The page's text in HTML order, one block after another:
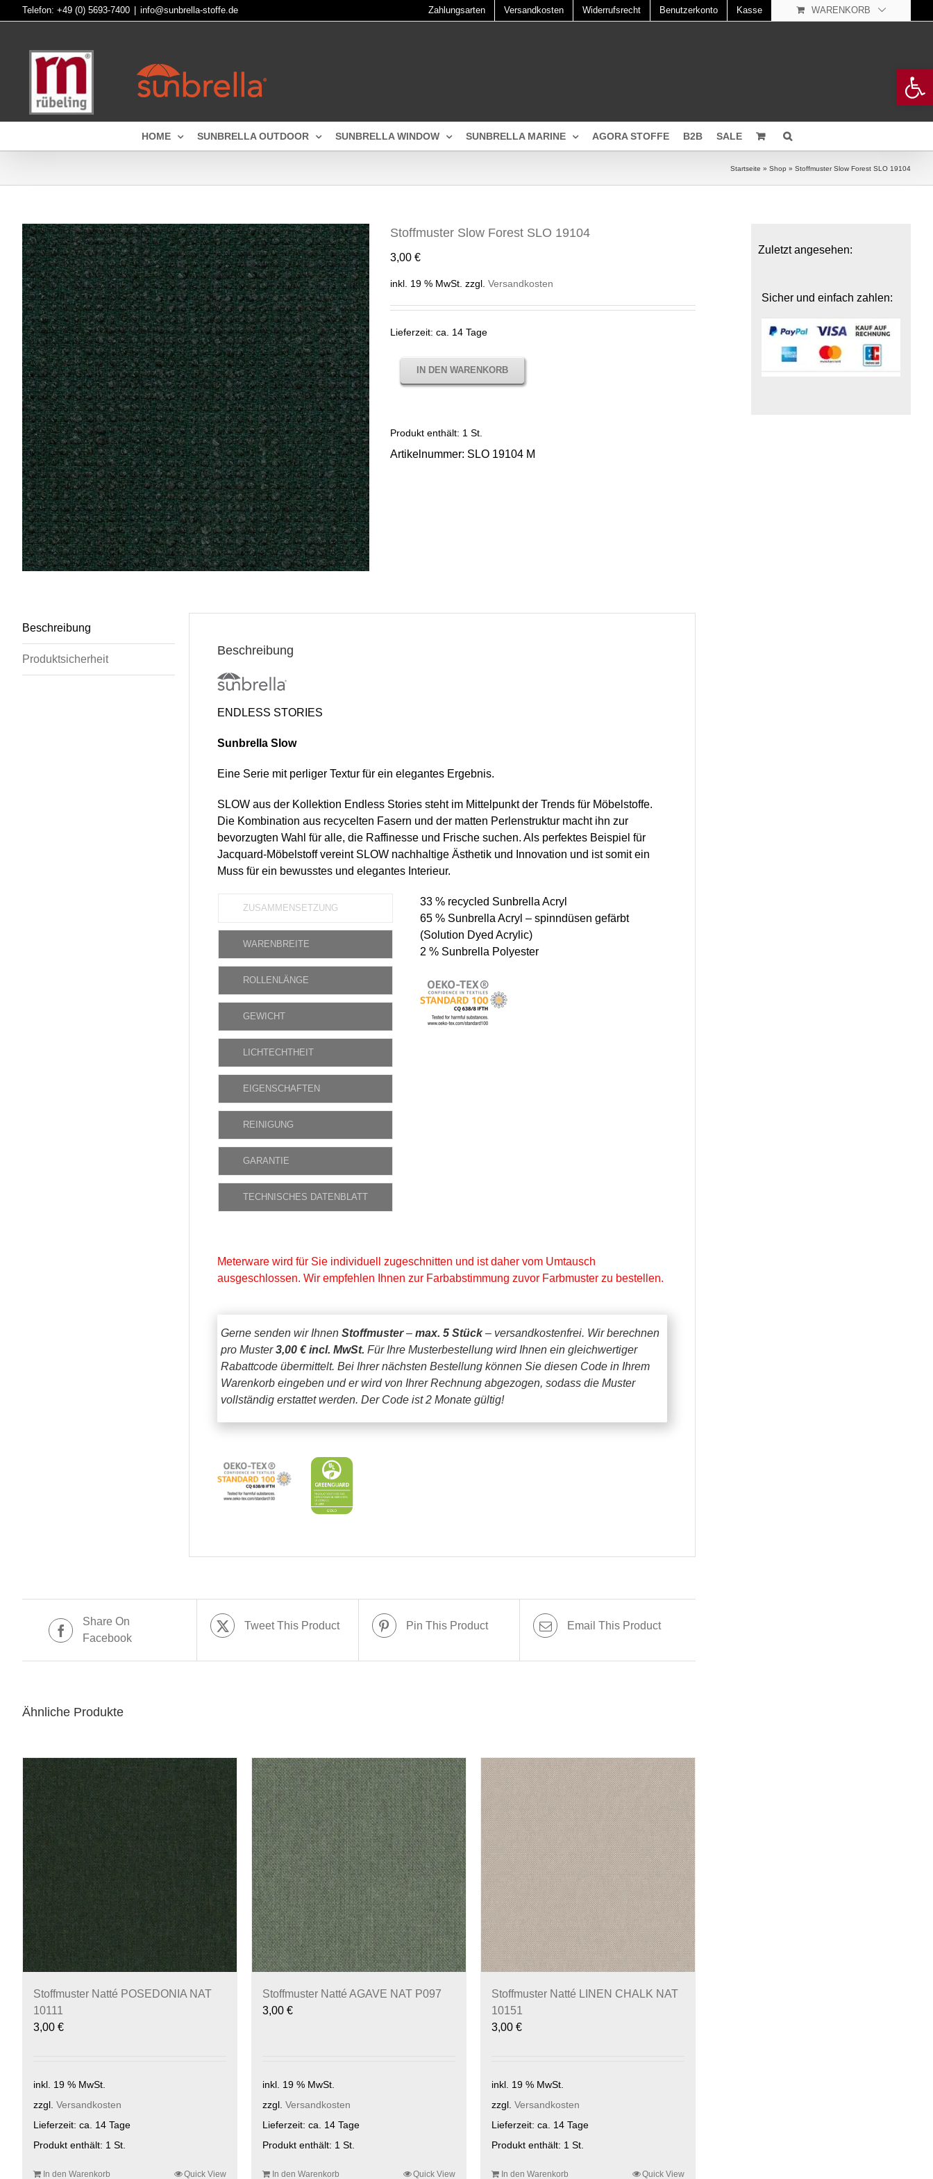
to
Telefon: +49 (0) 5693-7400 info@sunbrella-stoffe.de Zahlungsarten Versandkosten Widerrufsrecht Benutzerkonto Kasse WARENKORB
HOME SUNBRELLA OUTDOOR SUNBRELLA WINDOW SUNBRELLA MARINE AGORA STOFFE B2B SALE
Startseite » Shop » Stoffmuster Slow Forest SLO 19104
Stoffmuster Slow Forest SLO 19104
3,00 €
inkl. 19 % MwSt. zzgl. Versandkosten
Lieferzeit: ca. 14 Tage
IN DEN WARENKORB
Produkt enthält: 1 St.
Artikelnummer: SLO 19104 M
Beschreibung
Produktsicherheit
Beschreibung
ENDLESS STORIES
Sunbrella Slow
Eine Serie mit perliger Textur für ein elegantes Ergebnis.
SLOW aus der Kollektion Endless Stories steht im Mittelpunkt der Trends für Möbelstoffe.
Die Kombination aus recycelten Fasern und der matten Perlenstruktur macht ihn zur
bevorzugten Wahl für alle, die Raffinesse und Frische suchen. Als perfektes Beispiel für
Jacquard-Möbelstoff vereint SLOW nachhaltige Ästhetik und Innovation und ist somit ein
Muss für ein bewusstes und elegantes Interieur.
ZUSAMMENSETZUNG
WARENBREITE
ROLLENLÄNGE
GEWICHT
LICHTECHTHEIT
EIGENSCHAFTEN
REINIGUNG
GARANTIE
TECHNISCHES DATENBLATT
33 % recycled Sunbrella Acryl
65 % Sunbrella Acryl – spinndüsen gefärbt
(Solution Dyed Acrylic)
2 % Sunbrella Polyester
Meterware wird für Sie individuell zugeschnitten und ist daher vom Umtausch
ausgeschlossen. Wir empfehlen Ihnen zur Farbabstimmung zuvor Farbmuster zu bestellen.
Gerne senden wir Ihnen Stoffmuster– max. 5 Stück– versandkostenfrei. Wir berechnen
pro Muster3,00 € incl. MwSt. Für Ihre Musterbestellung wird Ihnen ein gleichwertiger
Rabattcode übermittelt. Bei Ihrer nächsten Bestellung können Sie diesen Code in Ihrem
Warenkorb eingeben und er wird von Ihrer Rechnung abgezogen, sodass die Muster
vollständig erstattet werden. Der Code ist 2 Monate gültig!
Share On
Facebook
Tweet This Product Pin This Product Email This Product
Ähnliche Produkte
Stoffmuster Natté POSEDONIA NAT
10111
3,00 €
inkl. 19 % MwSt.
zzgl. Versandkosten
Lieferzeit: ca. 14 Tage
Produkt enthält: 1 St.
In den Warenkorb Quick View
Stoffmuster Natté AGAVE NAT P097
3,00 €
inkl. 19 % MwSt.
zzgl. Versandkosten
Lieferzeit: ca. 14 Tage
Produkt enthält: 1 St.
In den Warenkorb Quick View
Stoffmuster Natté LINEN CHALK NAT
10151
3,00 €
inkl. 19 % MwSt.
zzgl. Versandkosten
Lieferzeit: ca. 14 Tage
Produkt enthält: 1 St.
In den Warenkorb Quick View
Zuletzt angesehen:
Sicher und einfach zahlen: